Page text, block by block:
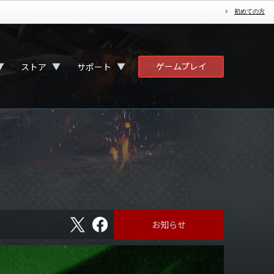
初めての方
ストア ▼ サポート ▼ ゲームプレイ
X フ
ェ
ス
ブ
お知らせ